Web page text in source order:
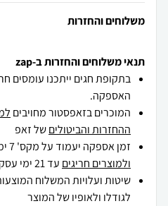
משלוחים והחזרות
תנאי משלוחים והחזרות ב-zap
בתקופת חגים ייתכנו עומסים
האספקה.
המוכרים בזאפסטור מחויבים
ההחזרות והביטוליםשל זאפ
זמן אספקה יעמוד על מקס' 7 ימי עסקים מיום הזמנה,
ולמוצרים חריגים עד 21 ימי עסקים .
שיטות ועלויות המשלוח
לגודלו ולאופיו של המוצר